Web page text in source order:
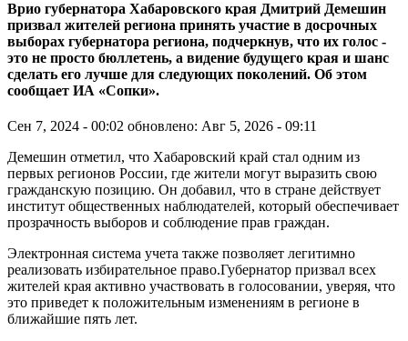
Врио губернатора Хабаровского края Дмитрий Демешин
призвал жителей региона принять участие в досрочных
выборах губернатора региона, подчеркнув, что их голос -
это не просто бюллетень, а видение будущего края и шанс
сделать его лучше для следующих поколений. Об этом
сообщает ИА «Сопки».
Сен 7, 2024 - 00:02 обновлено: Авг 5, 2026 - 09:11
Демешин отметил, что Хабаровский край стал одним из
первых регионов России, где жители могут выразить свою
гражданскую позицию. Он добавил, что в стране действует
институт общественных наблюдателей, который обеспечивает
прозрачность выборов и соблюдение прав граждан.
Электронная система учета также позволяет легитимно
реализовать избирательное право.Губернатор призвал всех
жителей края активно участвовать в голосовании, уверяя, что
это приведет к положительным изменениям в регионе в
ближайшие пять лет.